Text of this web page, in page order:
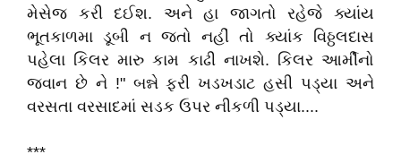
મેસેજ કરી દઈશ. અને હા જાગતો રહેજે ક્યાંય
ભૂતકાળમા ડૂબી ન જતો નહીં તો ક્યાંક વિઠ્ઠલદાસ
પહેલા કિલર મારુ કામ કાઢી નાખશે. કિલર આર્મીનો
જવાન છે ને !" બન્ને ફરી ખડખડાટ હસી પડ્યા અને
વરસતા વરસાદમાં સડક ઉપર નીકળી પડ્યા....
***